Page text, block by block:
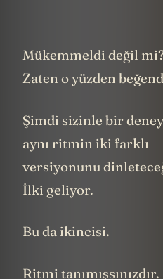
Mükemmeldi değil
Zaten o yüzden
Şimdi sizinle bir
aynı ritmin iki farklı
versiyonunu
İlki geliyor.
Bu da ikincisi.
Ritmi